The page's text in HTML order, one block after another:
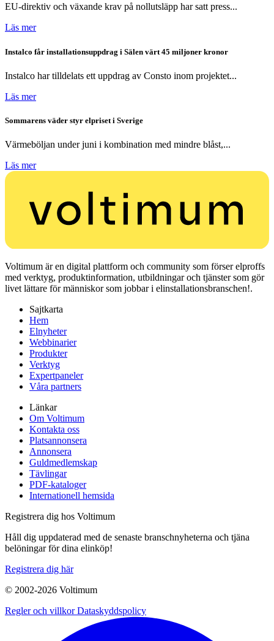
EU-direktiv och växande krav på nollutsläpp har satt press...
Läs mer
Instalco får installationsuppdrag i Sälen värt 45 miljoner kronor
Instalco har tilldelats ett uppdrag av Consto inom projektet...
Läs mer
Sommarens väder styr elpriset i Sverige
Värmeböljan under juni i kombination med mindre blåst,...
Läs mer
Voltimum är en digital plattform och community som förser elproffs
med verktyg, produktinformation, utbildningar och tjänster som gör
livet lättare för människor som jobbar i elinstallationsbranschen!.
Sajtkarta
Hem
Elnyheter
Webbinarier
Produkter
Verktyg
Expertpaneler
Våra partners
Länkar
Om Voltimum
Kontakta oss
Platsannonsera
Annonsera
Guldmedlemskap
Tävlingar
PDF-kataloger
Internationell hemsida
Registrera dig hos Voltimum
Håll dig uppdaterad med de senaste branschnyheterna och tjäna
belöningar för dina elinköp!
Registrera dig här
© 2002-2026 Voltimum
Regler och villkorDataskyddspolicy